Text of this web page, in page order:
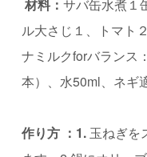
材料： サバ缶水煮１
ル大さじ１、トマト
ナミルクforバランス
本）、水50ml、ネギ
作り⽅ ：1. 玉ねぎを